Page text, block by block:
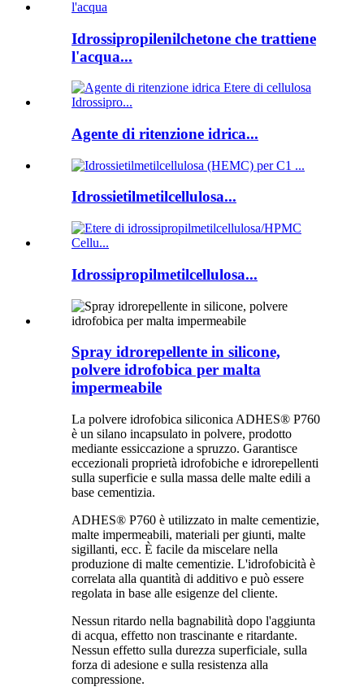
Idrossipropilenilchetone che trattiene
l'acqua...
Agente di ritenzione idrica...
Idrossietilmetilcellulosa...
Idrossipropilmetilcellulosa...
Spray idrorepellente in silicone,
polvere idrofobica per malta
impermeabile
La polvere idrofobica siliconica ADHES® P760
è un silano incapsulato in polvere, prodotto
mediante essiccazione a spruzzo. Garantisce
eccezionali proprietà idrofobiche e idrorepellenti
sulla superficie e sulla massa delle malte edili a
base cementizia.
ADHES® P760 è utilizzato in malte cementizie,
malte impermeabili, materiali per giunti, malte
sigillanti, ecc. È facile da miscelare nella
produzione di malte cementizie. L'idrofobicità è
correlata alla quantità di additivo e può essere
regolata in base alle esigenze del cliente.
Nessun ritardo nella bagnabilità dopo l'aggiunta
di acqua, effetto non trascinante e ritardante.
Nessun effetto sulla durezza superficiale, sulla
forza di adesione e sulla resistenza alla
compressione.